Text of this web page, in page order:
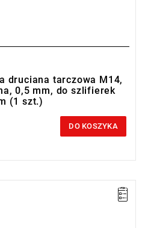
druciana tarczowa M14,
0,5 mm, do szlifierek
(1 szt.)
DO KOSZYKA